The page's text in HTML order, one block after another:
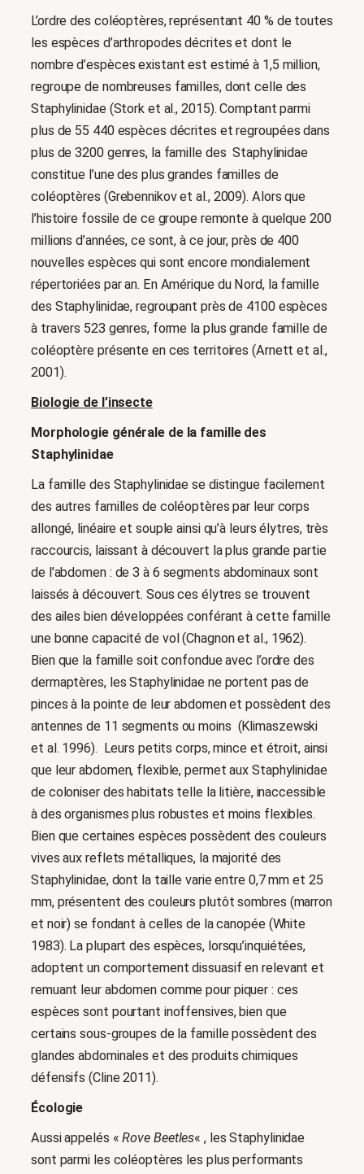
L’ordre des coléoptères, représentant 40 % de toutes
les espèces d’arthropodes décrites et dont le
nombre d’espèces existant est estimé à 1,5 million,
regroupe de nombreuses familles, dont celle des
Staphylinidae (Stork et al., 2015). Comptant parmi
plus de 55 440 espèces décrites et regroupées dans
plus de 3200 genres, la famille des Staphylinidae
constitue l’une des plus grandes familles de
coléoptères (Grebennikov et al., 2009). Alors que
l’histoire fossile de ce groupe remonte à quelque 200
millions d’années, ce sont, à ce jour, près de 400
nouvelles espèces qui sont encore mondialement
répertoriées par an. En Amérique du Nord, la famille
des Staphylinidae, regroupant près de 4100 espèces
à travers 523 genres, forme la plus grande famille de
coléoptère présente en ces territoires (Arnett et al.,
2001).
Biologie de l’insecte
Morphologie générale de la famille des
Staphylinidae
La famille des Staphylinidae se distingue facilement
des autres familles de coléoptères par leur corps
allongé, linéaire et souple ainsi qu’à leurs élytres, très
raccourcis, laissant à découvert la plus grande partie
de l’abdomen : de 3 à 6 segments abdominaux sont
laissés à découvert. Sous ces élytres se trouvent
des ailes bien développées conférant à cette famille
une bonne capacité de vol (Chagnon et al., 1962).
Bien que la famille soit confondue avec l’ordre des
dermaptères, les Staphylinidae ne portent pas de
pinces à la pointe de leur abdomen et possèdent des
antennes de 11 segments ou moins (Klimaszewski
et al. 1996). Leurs petits corps, mince et étroit, ainsi
que leur abdomen, flexible, permet aux Staphylinidae
de coloniser des habitats telle la litière, inaccessible
à des organismes plus robustes et moins flexibles.
Bien que certaines espèces possèdent des couleurs
vives aux reflets métalliques, la majorité des
Staphylinidae, dont la taille varie entre 0,7 mm et 25
mm, présentent des couleurs plutôt sombres (marron
et noir) se fondant à celles de la canopée (White
1983). La plupart des espèces, lorsqu’inquiétées,
adoptent un comportement dissuasif en relevant et
remuant leur abdomen comme pour piquer : ces
espèces sont pourtant inoffensives, bien que
certains sous-groupes de la famille possèdent des
glandes abdominales et des produits chimiques
défensifs (Cline 2011).
Écologie
Aussi appelés «Rove Beetles« , les Staphylinidae
sont parmi les coléoptères les plus performants